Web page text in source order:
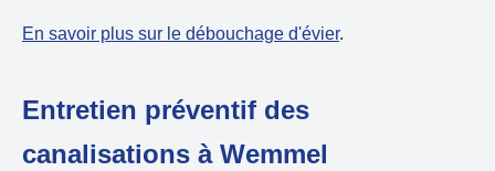
En savoir plus sur le débouchage d'évier.
Entretien préventif des
canalisations à Wemmel